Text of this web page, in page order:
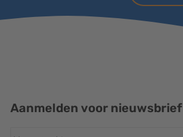
Aanmelden voor nieuwsbrief